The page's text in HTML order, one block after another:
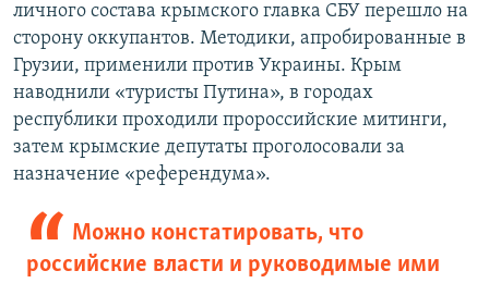
личного состава крымского главка СБУ перешло на
сторону оккупантов. Методики, апробированные в
Грузии, применили против Украины. Крым
наводнили «туристы Путина», в городах
республики проходили пророссийские митинги,
затем крымские депутаты проголосовали за
назначение «референдума».
Можно констатировать, что
российские власти и руководимые ими